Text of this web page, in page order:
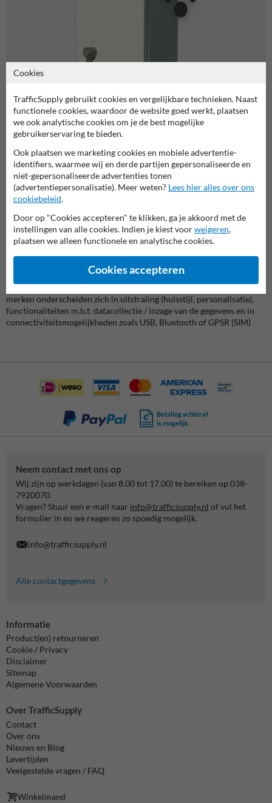
Radarsystemen
3 producten
Snelheidsdisplays
laten maken doe je bij SnelheidsdisplayKopen.nl
SnelheidsdisplayKopen.nl heeft eenunieke selectie
zodat er altijd eentje aansluit op jouw wensen. Onze verschillende
merken onderscheiden zich in uitstraling (huisstijl, personalisatie),
functionaliteiten m.b.t. datacollectie / inzage van de gegevens en in
connectiviteitsmogelijkheden zoals USB, Bluetooth of GPSR (SIM)
Betaling achteraf
is mogelijk
Neem contact met ons op
Wij zijn op werkdagen (van 8.00 tot 17.00) te bereiken op 038-
7920070.
Vragen? Stuur een e-mail naar info@trafficsupply.nl of vul het
formulier in en we reageren zo spoedig mogelijk.
info@trafficsupply.nl
Alle contactgegevens
Informatie
Product(en) retourneren
Cookie / Privacy
Disclaimer
Sitemap
Algemene Voorwaarden
Over TrafficSupply
Contact
Over ons
Nieuws en Blog
Levertijden
Veelgestelde vragen / FAQ
Winkelmand
Cookies
TrafficSupply gebruikt cookies en vergelijkbare technieken. Naast
functionele cookies, waardoor de website goed werkt, plaatsen
we ook analytische cookies om je de best mogelijke
gebruikerservaring te bieden.
Ook plaatsen we marketing cookies en mobiele advertentie-
identifiers, waarmee wij en derde partijen gepersonaliseerde en
niet-gepersonaliseerde advertenties tonen
(advertentiepersonalisatie). Meer weten? Lees hier alles over ons
cookiebeleid.
Door op "Cookies accepteren" te klikken, ga je akkoord met de
instellingen van alle cookies. Indien je kiest voorweigeren,
plaatsen we alleen functionele en analytische cookies.
Cookies accepteren